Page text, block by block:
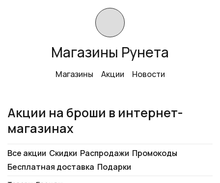
Магазины Рунета
Магазины Акции Новости
Акции на броши в интернет-
магазинах
Все акции Скидки Распродажи Промокоды
Бесплатная доставка Подарки